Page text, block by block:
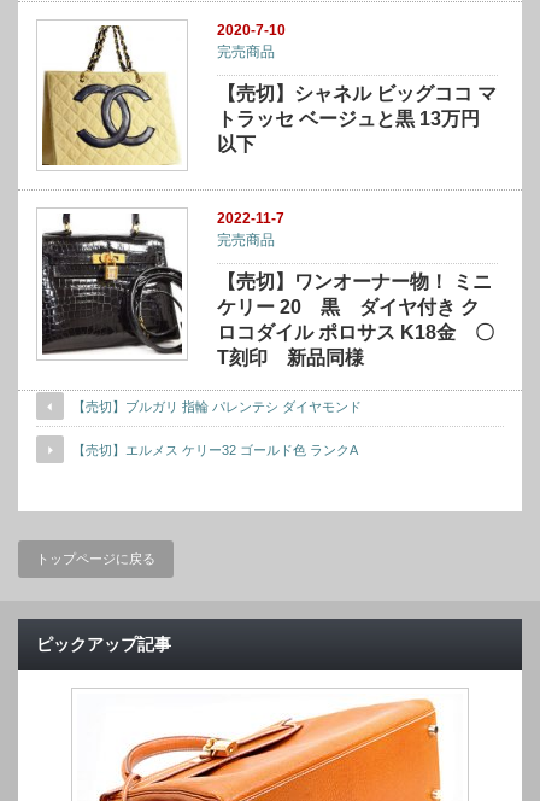
2020-7-10
完売商品
【売切】シャネル ビッグココ マ
トラッセ ベージュと黒 13万円
以下
2022-11-7
完売商品
【売切】ワンオーナー物！ ミニ
ケリー 20 黒 ダイヤ付き ク
ロコダイル ポロサス K18金 〇
T刻印 新品同様
【売切】ブルガリ 指輪 パレンテシ ダイヤモンド
【売切】エルメス ケリー32 ゴールド色 ランクA
トップページに戻る
ピックアップ記事